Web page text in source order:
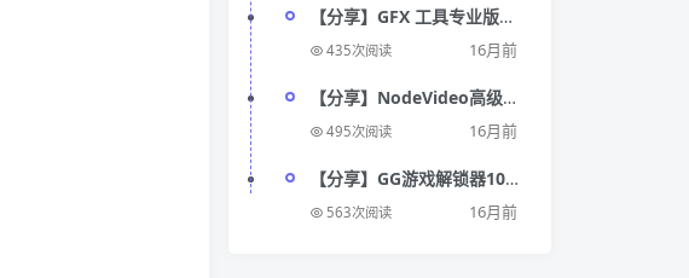
【分享】GFX 工具专业版
_4.0🔥吃鸡游戏玩家必备神
435次阅读 16月前
【分享】NodeVideo高级版
🔥解锁终身订阅 剪辑神器🔥
495次阅读 16月前
【分享】GG游戏解锁器102
🔥游戏解锁✨内置增强✨升
563次阅读 16月前